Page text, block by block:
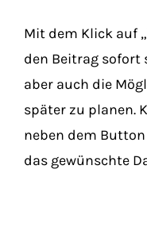
Mit dem Klick auf
den Beitrag sofort
aber auch die
später zu planen.
neben dem
das gewünschte